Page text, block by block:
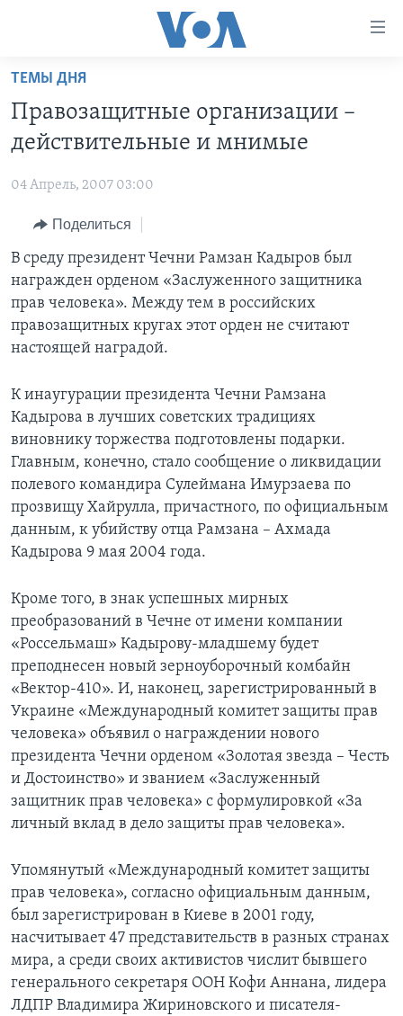
Перейти
основной
контент
навигации
Перейти
поиск
ПРОГРАММЫ
НОВОСТИ ЗА МИНУТУ
ИТОГИ
ПОЧЕМУ ЭТО ВАЖНО?
ДИСКУССИЯ VOA
ДЕТАЛИ
НЬЮ-ЙОРК NEW YORK
АМЕРИКА. БОЛЬШОЕ ПУТЕШЕСТВИЕ
УЧИМ АНГЛИЙСКИЙ
НАША АМЕРИКАНСКАЯ ИСТОРИЯ
А КАК В АМЕРИКЕ?
АРТЕФАКТЫ
АМЕРИКАНСКИЕ ГОРОДКИ
ТЕСТЫ
ЭКСПЕРТИЗА
ИНТЕРВЬЮ
ФАКТЫ ПРОТИВ ФЕЙКОВ
ЗА СВОБОДУ ПРЕССЫ
УЧИМ АНГЛИЙСКИЙ
ВИДЕО
ПОДПИСКА НА НОВОСТИ
Learning English
СОЦИАЛЬНЫЕ СЕТИ
ТЕМЫ ДНЯ
Правозащитные организации –
действительные и мнимые
04 Апрель, 2007 03:00
Поделиться
В среду президент Чечни Рамзан Кадыров был
награжден орденом «Заслуженного защитника
прав человека». Между тем в российских
правозащитных кругах этот орден не считают
настоящей наградой.
К инаугурации президента Чечни Рамзана
Кадырова в лучших советских традициях
виновнику торжества подготовлены подарки.
Главным, конечно, стало сообщение о ликвидации
полевого командира Сулеймана Имурзаева по
прозвищу Хайрулла, причастного, по официальным
данным, к убийству отца Рамзана – Ахмада
Кадырова 9 мая 2004 года.
Кроме того, в знак успешных мирных
преобразований в Чечне от имени компании
«Россельмаш» Кадырову-младшему будет
преподнесен новый зерноуборочный комбайн
«Вектор-410». И, наконец, зарегистрированный в
Украине «Международный комитет защиты прав
человека» объявил о награждении нового
президента Чечни орденом «Золотая звезда – Честь
и Достоинство» и званием «Заслуженный
защитник прав человека» с формулировкой «За
личный вклад в дело защиты прав человека».
Упомянутый «Международный комитет защиты
прав человека», согласно официальным данным,
был зарегистрирован в Киеве в 2001 году,
насчитывает 47 представительств в разных странах
мира, а среди своих активистов числит бывшего
генерального секретаря ООН Кофи Аннана, лидера
ЛДПР Владимира Жириновского и писателя-